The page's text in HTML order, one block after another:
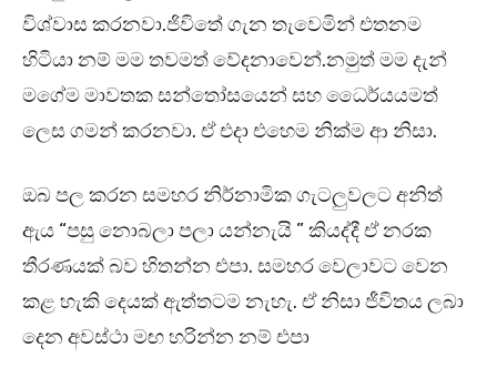
විශ්වාස කරනවා.ජිවිතේ ගැන තැවෙමින් එතනම
හිටියා නම් මම තවමත් වේදනාවෙන්.නමුත් මම දැන්
මගේම මාවතක සන්තෝසයෙන් සහ ධෛර්යයමත්
ලෙස ගමන් කරනවා. ඒ එදා එහෙම නික්ම ආ නිසා.
ඔබ පල කරන සමහර නිර්නාමික ගැටලුවලට අනිත්
ඇය “පසු නොබලා පලා යන්නැයි ” කියද්දී ඒ නරක
තීරණයක් බව හිතන්න එපා. සමහර වෙලාවට වෙන
කළ හැකි දෙයක් ඇත්තටම නැහැ. ඒ නිසා ජීවිතය ලබා
දෙන අවස්ථා මඟ හරින්න නම් එපා